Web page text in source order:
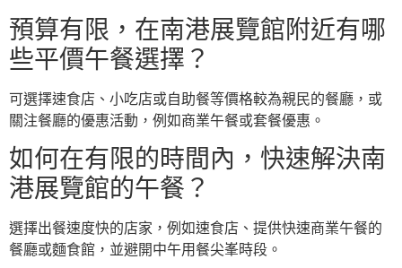
預算有限，在南港展覽館附近有哪
些平價午餐選擇？
可選擇速食店、小吃店或自助餐等價格較為親民的餐廳，或
關注餐廳的優惠活動，例如商業午餐或套餐優惠。
如何在有限的時間內，快速解決南
港展覽館的午餐？
選擇出餐速度快的店家，例如速食店、提供快速商業午餐的
餐廳或麵食館，並避開中午用餐尖峯時段。